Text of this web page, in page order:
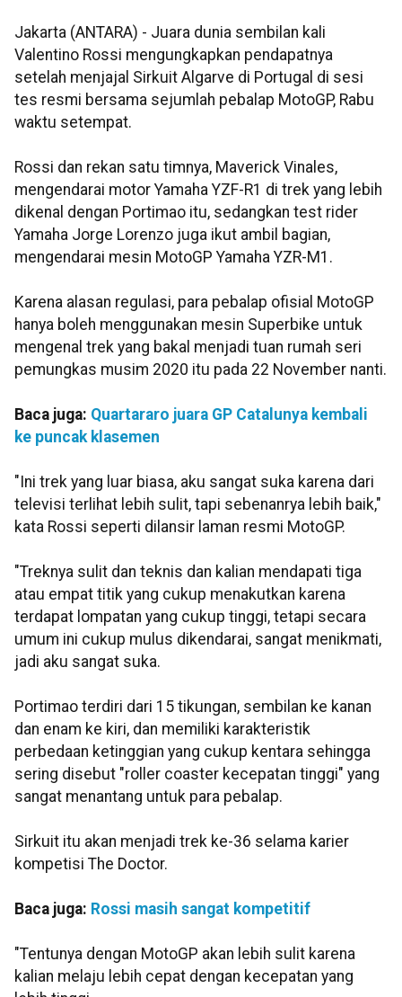
Jakarta (ANTARA) - Juara dunia sembilan kali
Valentino Rossi mengungkapkan pendapatnya
setelah menjajal Sirkuit Algarve di Portugal di sesi
tes resmi bersama sejumlah pebalap MotoGP, Rabu
waktu setempat.
Rossi dan rekan satu timnya, Maverick Vinales,
mengendarai motor Yamaha YZF-R1 di trek yang lebih
dikenal dengan Portimao itu, sedangkan test rider
Yamaha Jorge Lorenzo juga ikut ambil bagian,
mengendarai mesin MotoGP Yamaha YZR-M1.
Karena alasan regulasi, para pebalap ofisial MotoGP
hanya boleh menggunakan mesin Superbike untuk
mengenal trek yang bakal menjadi tuan rumah seri
pemungkas musim 2020 itu pada 22 November nanti.
Baca juga: Quartararo juara GP Catalunya kembali
ke puncak klasemen
"Ini trek yang luar biasa, aku sangat suka karena dari
televisi terlihat lebih sulit, tapi sebenanrya lebih baik,"
kata Rossi seperti dilansir laman resmi MotoGP.
"Treknya sulit dan teknis dan kalian mendapati tiga
atau empat titik yang cukup menakutkan karena
terdapat lompatan yang cukup tinggi, tetapi secara
umum ini cukup mulus dikendarai, sangat menikmati,
jadi aku sangat suka.
Portimao terdiri dari 15 tikungan, sembilan ke kanan
dan enam ke kiri, dan memiliki karakteristik
perbedaan ketinggian yang cukup kentara sehingga
sering disebut "roller coaster kecepatan tinggi" yang
sangat menantang untuk para pebalap.
Sirkuit itu akan menjadi trek ke-36 selama karier
kompetisi The Doctor.
Baca juga: Rossi masih sangat kompetitif
"Tentunya dengan MotoGP akan lebih sulit karena
kalian melaju lebih cepat dengan kecepatan yang